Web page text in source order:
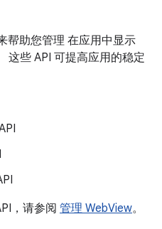
帮助您管理 在应用中显示
这些 API 可提高应用的稳定
，请参阅 管理 WebView。